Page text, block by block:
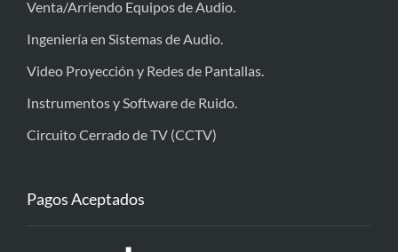
Venta/Arriendo Equipos de Audio.
Ingeniería en Sistemas de Audio.
Video Proyección y Redes de Pantallas.
Instrumentos y Software de Ruido.
Circuito Cerrado de TV (CCTV)
Pagos Aceptados